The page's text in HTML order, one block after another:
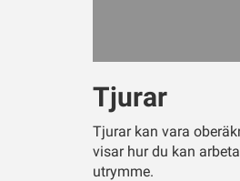
Tjurar
Tjurar kan vara
visar hur du kan
utrymme.